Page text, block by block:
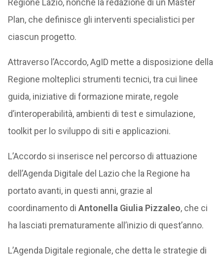
Regione Lazio, nonché la redazione di un Master
Plan, che definisce gli interventi specialistici per
ciascun progetto.
Attraverso l’Accordo, AgID mette a disposizione della
Regione molteplici strumenti tecnici, tra cui linee
guida, iniziative di formazione mirate, regole
d’interoperabilità, ambienti di test e simulazione,
toolkit per lo sviluppo di siti e applicazioni.
L’Accordo si inserisce nel percorso di attuazione
dell’Agenda Digitale del Lazio che la Regione ha
portato avanti, in questi anni, grazie al
coordinamento di Antonella Giulia Pizzaleo, che ci
ha lasciati prematuramente all’inizio di quest’anno.
L’Agenda Digitale regionale, che detta le strategie di